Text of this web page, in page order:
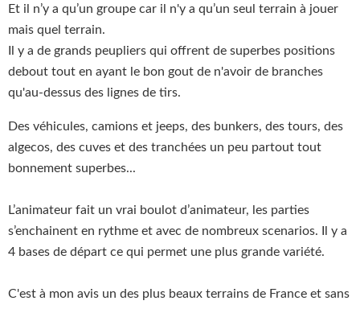
Et il n’y a qu’un groupe car il n'y a qu’un seul terrain à jouer
mais quel terrain.
Il y a de grands peupliers qui offrent de superbes positions
debout tout en ayant le bon gout de n'avoir de branches
qu'au-dessus des lignes de tirs.
Des véhicules, camions et jeeps, des bunkers, des tours, des
algecos, des cuves et des tranchées un peu partout tout
bonnement superbes...
L’animateur fait un vrai boulot d’animateur, les parties
s’enchainent en rythme et avec de nombreux scenarios. Il y a
4 bases de départ ce qui permet une plus grande variété.
C'est à mon avis un des plus beaux terrains de France et sans